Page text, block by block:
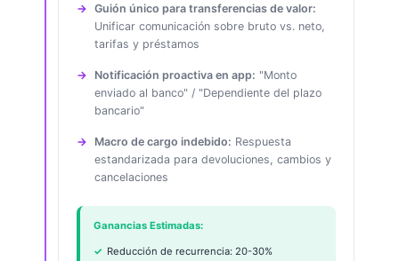
Guión único para transferencias de valor:
Unificar comunicación sobre bruto vs. neto,
tarifas y préstamos
Notificación proactiva en app: "Monto
enviado al banco" / "Dependiente del plazo
bancario"
Macro de cargo indebido: Respuesta
estandarizada para devoluciones, cambios y
cancelaciones
Ganancias Estimadas:
Reducción de recurrencia: 20-30%